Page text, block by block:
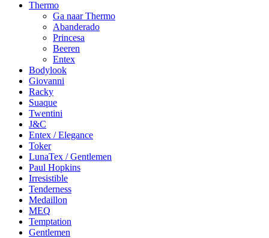
Thermo
Ga naar Thermo
Abanderado
Princesa
Beeren
Entex
Bodylook
Giovanni
Racky
Suaque
Twentini
J&C
Entex / Elegance
Toker
LunaTex / Gentlemen
Paul Hopkins
Irresistible
Tenderness
Medaillon
MEQ
Temptation
Gentlemen